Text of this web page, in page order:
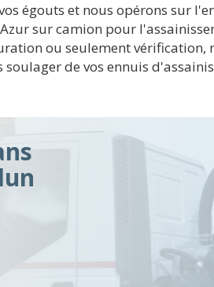
égouts et nous opérons sur
sur camion pour
ou seulement
de vos ennuis